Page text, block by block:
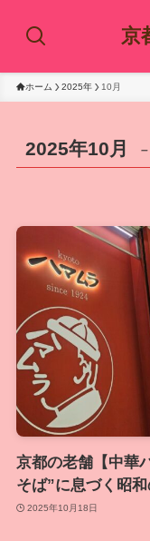
京
ホーム 2025年 10月
2025年10月
京都の老舗【中華
そば”に息づく昭
2025年10月18日